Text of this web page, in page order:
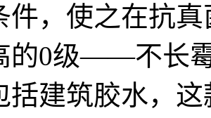
件，使之在抗
的0级——不长
括建筑胶水，